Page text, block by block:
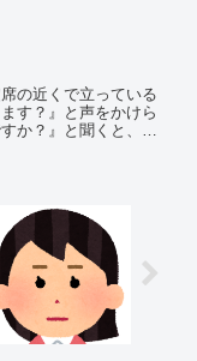
の近くで立っている
す？』と声をかけら
か？』と聞くと、予